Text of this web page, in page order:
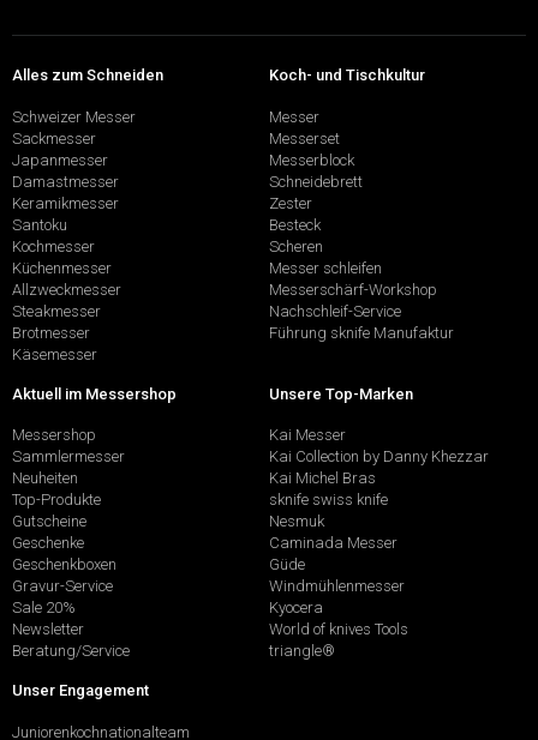
Alles zum Schneiden
Schweizer Messer
Sackmesser
Japanmesser
Damastmesser
Keramikmesser
Santoku
Kochmesser
Küchenmesser
Allzweckmesser
Steakmesser
Brotmesser
Käsemesser
Koch- und Tischkultur
Messer
Messerset
Messerblock
Schneidebrett
Zester
Besteck
Scheren
Messer schleifen
Messerschärf-Workshop
Nachschleif-Service
Führung sknife Manufaktur
Aktuell im Messershop
Messershop
Sammlermesser
Neuheiten
Top-Produkte
Gutscheine
Geschenke
Geschenkboxen
Gravur-Service
Sale 20%
Newsletter
Beratung/Service
Unsere Top-Marken
Kai Messer
Kai Collection by Danny Khezzar
Kai Michel Bras
sknife swiss knife
Nesmuk
Caminada Messer
Güde
Windmühlenmesser
Kyocera
World of knives Tools
triangle®
Unser Engagement
Juniorenkochnationalteam